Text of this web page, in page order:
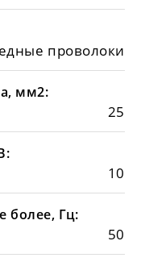
проволоки
мм2:
25
10
более, Гц:
50